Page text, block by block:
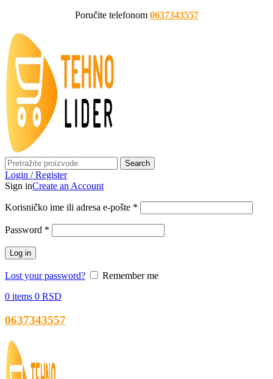
Poručite telefonom 0637343557
Search
Login / Register
Sign inCreate an Account
Korisničko ime ili adresa e-pošte *
Password *
Log in
Lost your password?
Remember me
0 items 0 RSD
0637343557